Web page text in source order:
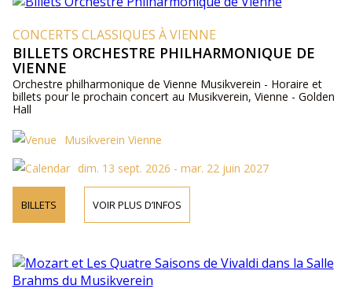
CONCERTS CLASSIQUES À VIENNE
BILLETS ORCHESTRE PHILHARMONIQUE DE
VIENNE
Orchestre philharmonique de Vienne Musikverein - Horaire et
billets pour le prochain concert au Musikverein, Vienne - Golden
Hall
Musikverein Vienne
dim. 13 sept. 2026 - mar. 22 juin 2027
BILLETS VOIR PLUS D’INFOS